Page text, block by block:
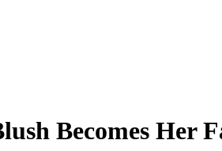
Becomes